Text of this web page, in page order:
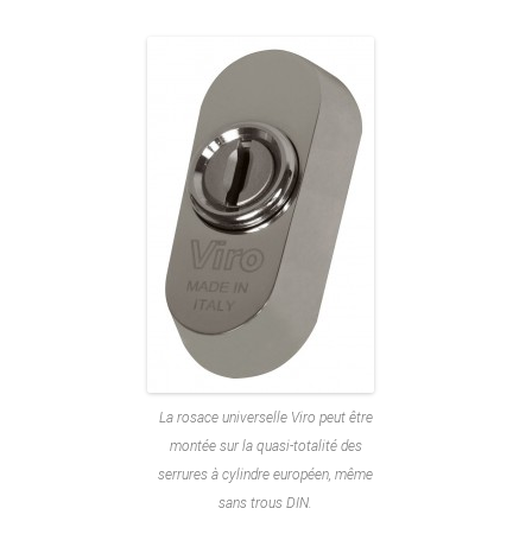
La rosace universelle Viro peut être
montée sur la quasi-totalité des
serrures à cylindre européen, même
sans trous DIN.